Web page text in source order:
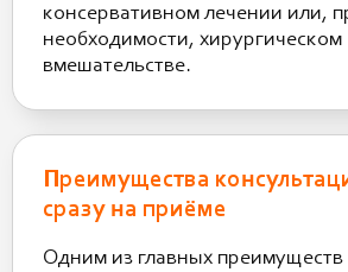
консервативном лечении или,
необходимости, хирургическом
вмешательстве.
Преимущества
сразу на приёме
Одним из главных преимуществ